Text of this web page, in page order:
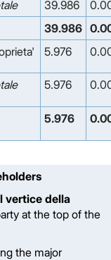
39.986
39.986
5.976
5.976
5.976
vertice della
at the top of the
the major